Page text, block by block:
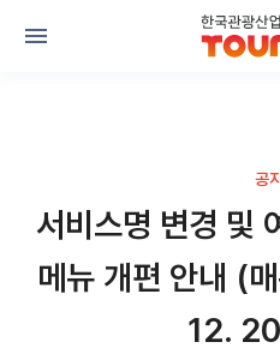
공지
서비스명 변경 및
메뉴 개편 안내 (
12.